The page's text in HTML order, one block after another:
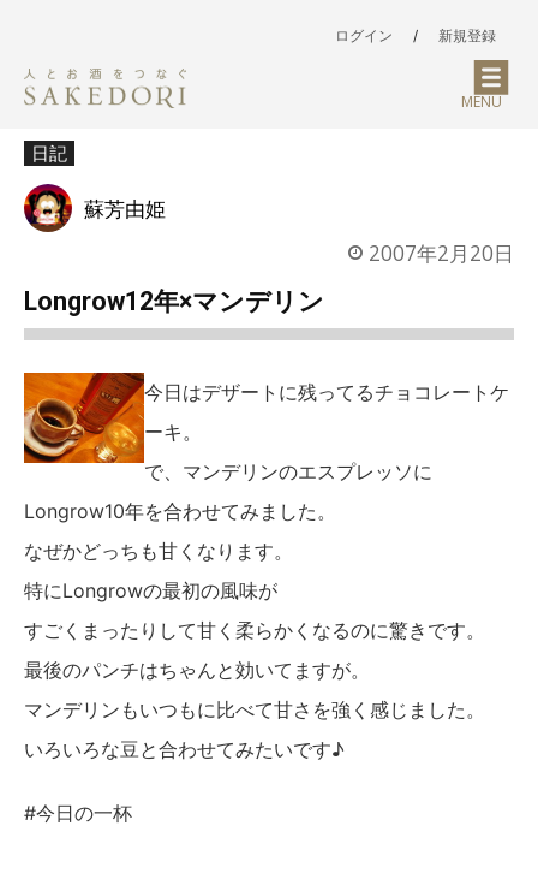
ログイン / 新規登録
MENU
日記
蘇芳由姫
2007年2月20日
Longrow12年×マンデリン
今日はデザートに残ってるチョコレートケ
ーキ。
で、マンデリンのエスプレッソに
Longrow10年を合わせてみました。
なぜかどっちも甘くなります。
特にLongrowの最初の風味が
すごくまったりして甘く柔らかくなるのに驚きです。
最後のパンチはちゃんと効いてますが。
マンデリンもいつもに比べて甘さを強く感じました。
いろいろな豆と合わせてみたいです♪
#今日の一杯